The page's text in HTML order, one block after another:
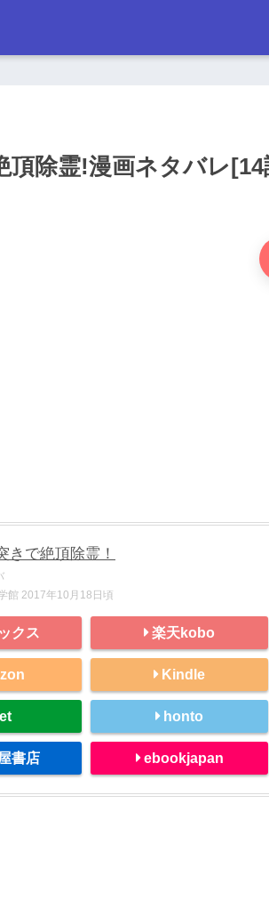
頂除霊!漫画ネタバレ
きで絶頂除霊！
館 2017年10月18日頃
クス 楽天kobo
Kindle
honto
書店 ebookjapan